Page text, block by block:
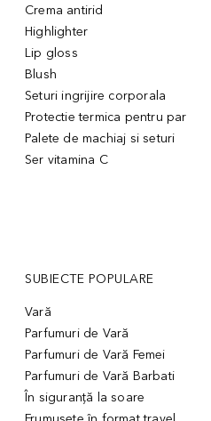
Crema antirid
Highlighter
Lip gloss
Blush
Seturi ingrijire corporala
Protectie termica pentru par
Palete de machiaj si seturi
Ser vitamina C
SUBIECTE POPULARE
Vară
Parfumuri de Vară
Parfumuri de Vară Femei
Parfumuri de Vară Barbati
În siguranță la soare